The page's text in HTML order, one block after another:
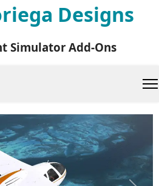
Designs
Simulator Add-Ons